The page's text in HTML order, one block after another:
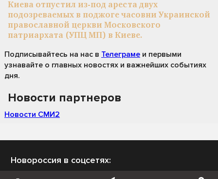
Киева отпустил из-под ареста двух
подозреваемых в поджоге часовни Украинской
православной церкви Московского
патриархата (УПЦ МП) в Киеве.
Подписывайтесь на нас в Телеграме и первыми
узнавайте о главных новостях и важнейших событиях
дня.
Новости партнеров
Новости СМИ2
Новороссия в соцсетях: